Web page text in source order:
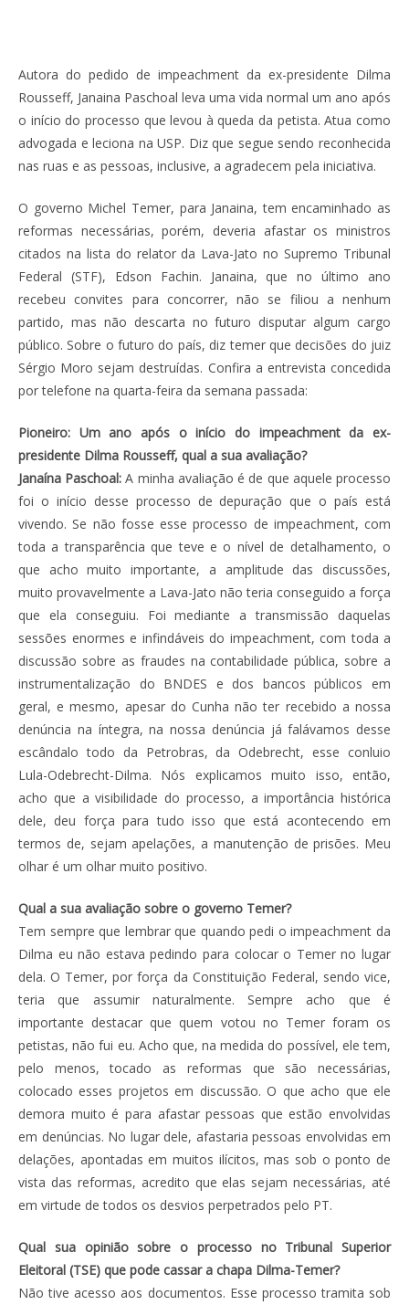
Autora do pedido de impeachment da ex-presidente Dilma
Rousseff, Janaina Paschoal leva uma vida normal um ano após
o início do processo que levou à queda da petista. Atua como
advogada e leciona na USP. Diz que segue sendo reconhecida
nas ruas e as pessoas, inclusive, a agradecem pela iniciativa.
O governo Michel Temer, para Janaina, tem encaminhado as
reformas necessárias, porém, deveria afastar os ministros
citados na lista do relator da Lava-Jato no Supremo Tribunal
Federal (STF), Edson Fachin. Janaina, que no último ano
recebeu convites para concorrer, não se filiou a nenhum
partido, mas não descarta no futuro disputar algum cargo
público. Sobre o futuro do país, diz temer que decisões do juiz
Sérgio Moro sejam destruídas. Confira a entrevista concedida
por telefone na quarta-feira da semana passada:
Pioneiro: Um ano após o início do impeachment da ex-
presidente Dilma Rousseff, qual a sua avaliação?
Janaína Paschoal: A minha avaliação é de que aquele processo
foi o início desse processo de depuração que o país está
vivendo. Se não fosse esse processo de impeachment, com
toda a transparência que teve e o nível de detalhamento, o
que acho muito importante, a amplitude das discussões,
muito provavelmente a Lava-Jato não teria conseguido a força
que ela conseguiu. Foi mediante a transmissão daquelas
sessões enormes e infindáveis do impeachment, com toda a
discussão sobre as fraudes na contabilidade pública, sobre a
instrumentalização do BNDES e dos bancos públicos em
geral, e mesmo, apesar do Cunha não ter recebido a nossa
denúncia na íntegra, na nossa denúncia já falávamos desse
escândalo todo da Petrobras, da Odebrecht, esse conluio
Lula-Odebrecht-Dilma. Nós explicamos muito isso, então,
acho que a visibilidade do processo, a importância histórica
dele, deu força para tudo isso que está acontecendo em
termos de, sejam apelações, a manutenção de prisões. Meu
olhar é um olhar muito positivo.
Qual a sua avaliação sobre o governo Temer?
Tem sempre que lembrar que quando pedi o impeachment da
Dilma eu não estava pedindo para colocar o Temer no lugar
dela. O Temer, por força da Constituição Federal, sendo vice,
teria que assumir naturalmente. Sempre acho que é
importante destacar que quem votou no Temer foram os
petistas, não fui eu. Acho que, na medida do possível, ele tem,
pelo menos, tocado as reformas que são necessárias,
colocado esses projetos em discussão. O que acho que ele
demora muito é para afastar pessoas que estão envolvidas
em denúncias. No lugar dele, afastaria pessoas envolvidas em
delações, apontadas em muitos ilícitos, mas sob o ponto de
vista das reformas, acredito que elas sejam necessárias, até
em virtude de todos os desvios perpetrados pelo PT.
Qual sua opinião sobre o processo no Tribunal Superior
Eleitoral (TSE) que pode cassar a chapa Dilma-Temer?
Não tive acesso aos documentos. Esse processo tramita sob